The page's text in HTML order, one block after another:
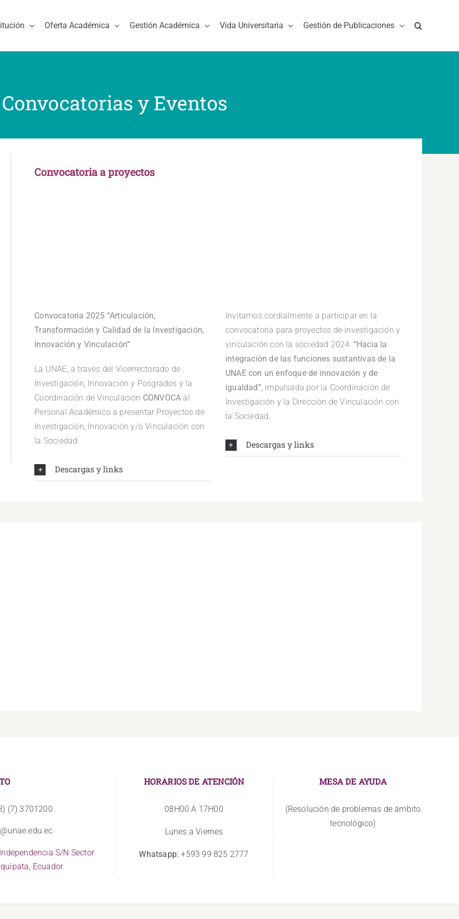
Oferta Académica Gestión Académica Vida Universitaria Gestión de Publicaciones
Convocatorias y Eventos
Convocatoria a proyectos
Convocatoria 2025 “Articulación,
Transformación y Calidad de la Investigación,
Innovación y Vinculación”
La UNAE, a través del Vicerrectorado de
Investigación, Innovación y Posgrados y la
Coordinación de Vinculación CONVOCA al
Personal Académico a presentar Proyectos de
Investigación, Innovación y/o Vinculación con
la Sociedad.
Descargas y links
Invitamos cordialmente a participar en la
convocatoria para proyectos de investigación y
vinculación con la sociedad 2024: “Hacia la
integración de las funciones sustantivas de la
UNAE con un enfoque de innovación y de
igualdad” , impulsada por la Coordinación de
Investigación y la Dirección de Vinculación con
la Sociedad.
Descargas y links
(7) 3701200
S/N Sector
Ecuador
HORARIOS DE ATENCIÓN
08H00 A 17H00
Lunes a Viernes
Whatsapp: +593 99 825 2777
MESA DE AYUDA
(Resolución de problemas de ámbito
tecnológico)